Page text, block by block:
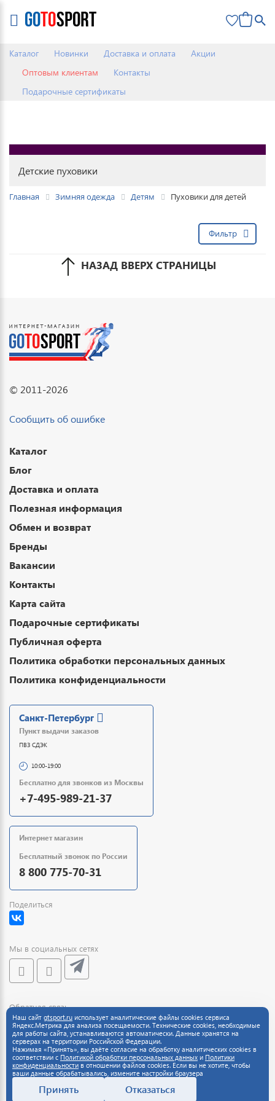
Каталог Новинки Доставка и оплата
Акции
Оптовым клиентам
Контакты
Подарочные сертификаты
0
Детские пуховики
Главная Зимняя одежда Детям Пуховики для детей
Фильтр
НАЗАД ВВЕРХ СТРАНИЦЫ
© 2011-2026
Сообщить об ошибке
Каталог
Блог
Доставка и оплата
Полезная информация
Обмен и возврат
Бренды
Вакансии
Контакты
Карта сайта
Подарочные сертификаты
Публичная оферта
Политика обработки персональных данных
Политика конфиденциальности
Санкт-Петербург
Пункт выдачи заказов
ПВЗ СДЭК
10:00-19:00
Бесплатно для звонков из Москвы
+7-495-989-21-37
Интернет магазин
Бесплатный звонок по России
8 800 775-70-31
Поделиться
Мы в социальных сетях
Обратная связь
Наш сайт gtsport.ru использует аналитические файлы cookies сервиса
Яндекс.Метрика для анализа посещаемости. Технические cookies, необходимые
для работы сайта, устанавливаются автоматически. Данные хранятся на
серверах на территории Российской Федерации.
Нажимая «Принять», вы даёте согласие на обработку аналитических cookies в
соответствии с Политикой обработки персональных данных и Политики
конфиденциальности в отношении файлов cookies. Если вы не хотите, чтобы
ваши данные обрабатывались, измените настройки браузера
Принять Отказаться